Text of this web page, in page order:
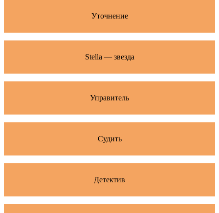
Уточнение
Stella — звезда
Управитель
Судить
Детектив